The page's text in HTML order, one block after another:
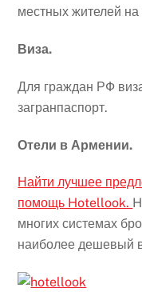
местных жителей
Виза.
Для граждан РФ
загранпаспорт.
Отели в Армении.
Найти лучшее
помощь Hotellook.
многих системах
наиболее дешевый